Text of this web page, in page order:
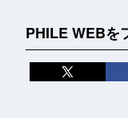
PHILE WEBを